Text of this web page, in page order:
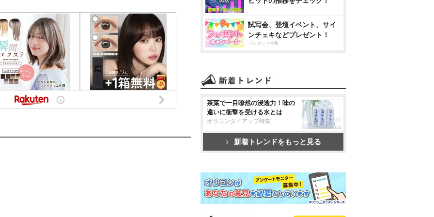
試写会、登壇イベント、サイ
ンチェキなどプレゼント！
プレゼント特集
茶葉で一目瞭然の浸透力！味の
違いに衝撃を受ける水とは
オリコンタイアップ特集
新着トレンドをもっと見る